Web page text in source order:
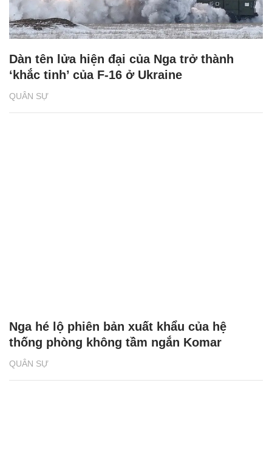
QUÂN SỰ
Dàn tên lửa hiện đại của Nga trở thành
‘khắc tinh’ của F-16 ở Ukraine
QUÂN SỰ
Nga hé lộ phiên bản xuất khẩu của hệ
thống phòng không tầm ngắn Komar